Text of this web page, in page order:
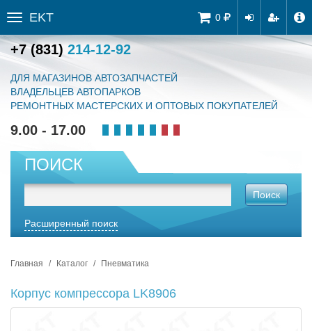
0
Toggle
sidebar
EKT
+7 (831) 214-12-92
ДЛЯ МАГАЗИНОВ АВТОЗАПЧАСТЕЙ
ВЛАДЕЛЬЦЕВ АВТОПАРКОВ
РЕМОНТНЫХ МАСТЕРСКИХ И ОПТОВЫХ ПОКУПАТЕЛЕЙ
9.00 - 17.00
ПОИСК
Поиск
Расширенный поиск
Главная Каталог Пневматика
Корпус компрессора LK8906